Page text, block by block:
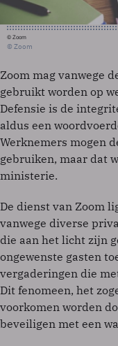
© Zoom
© Zoom
Zoom mag vanwege
gebruikt worden op
Defensie is de
aldus een
Werknemers mogen
gebruiken, maar dat
ministerie.
De dienst van Zoom
vanwege diverse
die aan het licht zijn
ongewenste gasten
vergaderingen die
Dit fenomeen, het
voorkomen worden
beveiligen met een